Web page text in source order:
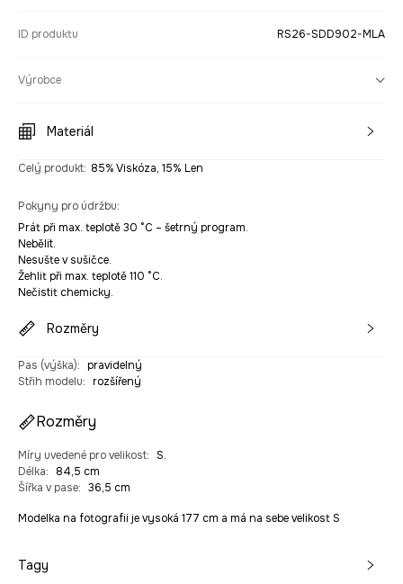
ID produktu RS26-SDD902-MLA
Výrobce
Materiál
Celý produkt: 85% Viskóza, 15% Len
Pokyny pro údržbu:
Prát při max. teplotě 30 °C – šetrný program.
Nebělit.
Nesušte v sušičce.
Žehlit při max. teplotě 110 °C.
Nečistit chemicky.
Rozměry
Pas (výška): pravidelný
Střih modelu: rozšířený
Rozměry
Míry uvedené pro velikost: S.
Délka:
84,5 cm
Šířka v pase: 36,5 cm
Modelka na fotografii je vysoká 177 cm a má na sebe velikost S
Tagy